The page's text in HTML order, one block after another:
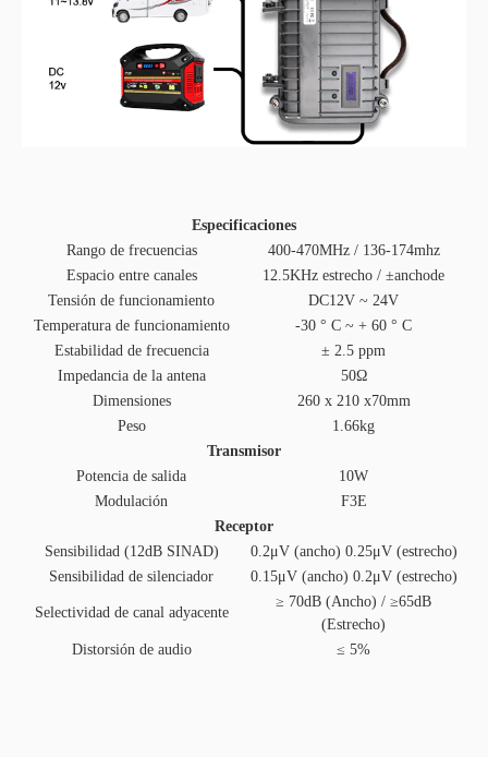
Especificaciones
Rango de frecuencias
400-470MHz / 136-174mhz
Espacio entre canales
12.5KHz estrecho / ±anchode
Tensión de funcionamiento
DC12V ~ 24V
Temperatura de funcionamiento
-30 ° C ~ + 60 ° C
Estabilidad de frecuencia
± 2.5 ppm
Impedancia de la antena
50Ω
Dimensiones
260 x 210 x70mm
Peso
1.66kg
Transmisor
Potencia de salida
10W
Modulación
F3E
Receptor
Sensibilidad (12dB SINAD)
0.2μV (ancho) 0.25μV (estrecho)
Sensibilidad de silenciador
0.15μV (ancho) 0.2μV (estrecho)
Selectividad de canal adyacente
≥ 70dB (Ancho) / ≥65dB
(Estrecho)
Distorsión de audio
≤ 5%